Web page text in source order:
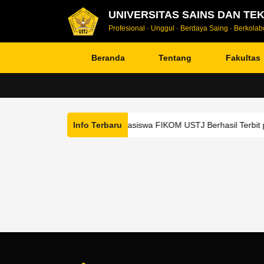
UNIVERSITAS SAINS DAN
Profesional · Unggul · Berdaya Saing ·
Beranda Tentang Fakultas
Info Terbaru
Tugas Akhir Mahasiswa FIKOM USTJ Berhasil Terbit